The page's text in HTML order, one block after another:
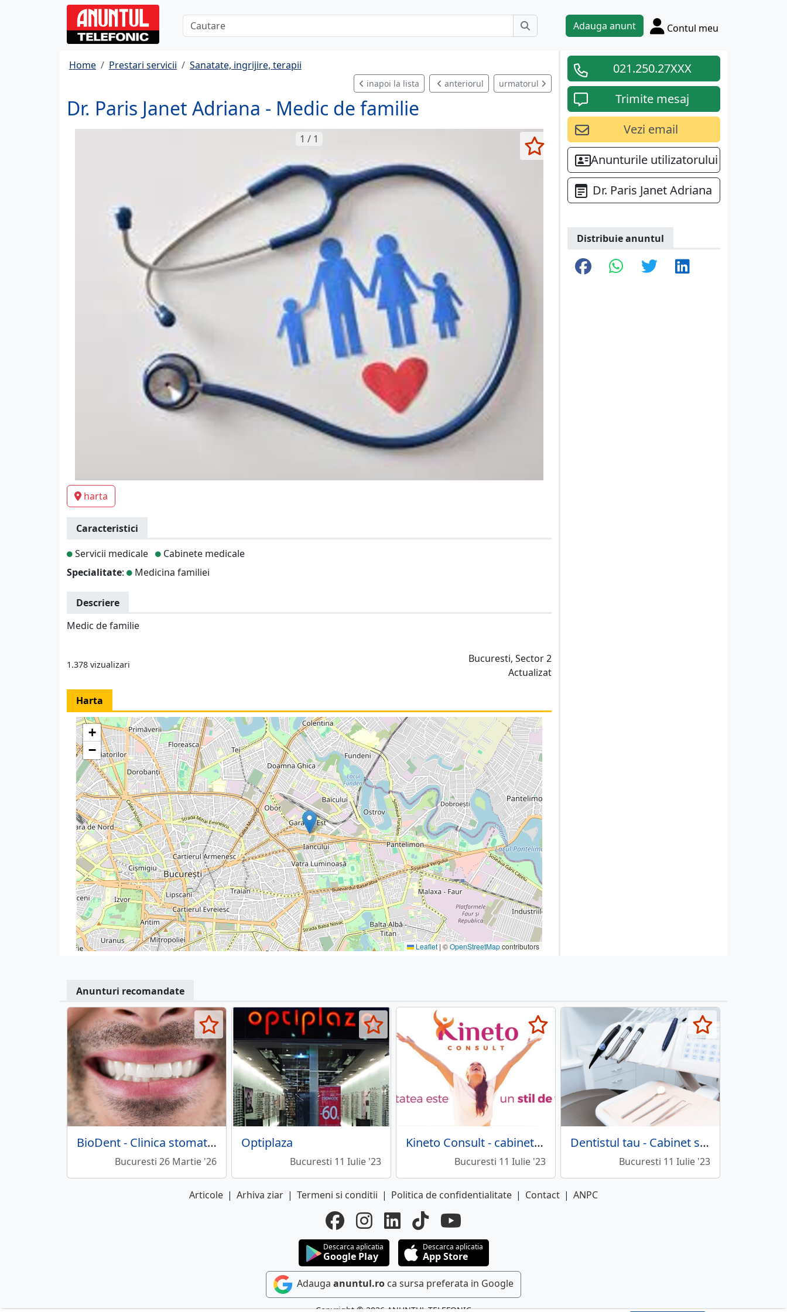
Adauga anunt Contul meu
Home Prestari servicii Sanatate, ingrijire, terapii
inapoi la lista anteriorul urmatorul
Dr. Paris Janet Adriana - Medic de familie
1 / 1
harta
Caracteristici
Servicii medicale
Cabinete medicale
Specialitate: Medicina familiei
Descriere
Medic de familie
1.378 vizualizari
Bucuresti, Sector 2
Actualizat
Harta
+
−
Leaflet | ©OpenStreetMapcontributors
021.250.27XXX
Trimite mesaj
Vezi email
Anunturile utilizatorului
Dr. Paris Janet Adriana
Distribuie anuntul
Anunturi recomandate
BioDent - Clinica stomatologica
Bucuresti 26 Martie '26
Optiplaza
Bucuresti 11 Iulie '23
Kineto Consult - cabinet de recuperare medicala
Bucuresti 11 Iulie '23
Dentistul tau - Cabinet stomatologic
Bucuresti 11 Iulie '23
Articole | Arhiva ziar | Termeni si conditii | Politica de confidentialitate | Contact | ANPC
Descarca aplicatia
Google Play
Descarca aplicatia
App Store
Adauga anuntul.ro ca sursa preferata in Google